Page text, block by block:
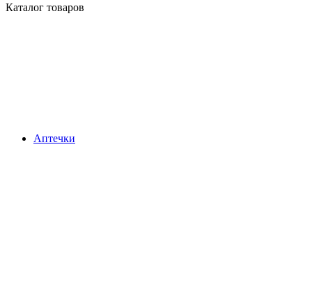
Каталог товаров
Аптечки